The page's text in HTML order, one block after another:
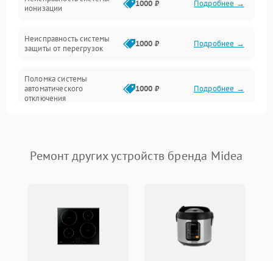
Сеть
ионизации
1000 ₽ Подробнее →
Неисправность системы
защиты от перегрузок
1000 ₽ Подробнее →
Поломка системы
автоматического
отключения
1000 ₽ Подробнее →
Неисправность системы
перенапряжения
Подробнее →
Ремонт других устройств бренда Midea